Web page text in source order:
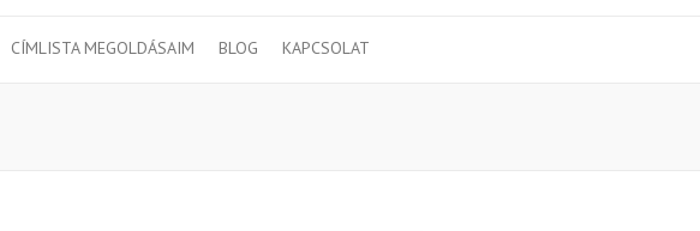
CÍMLISTA MEGOLDÁSAIM BLOG KAPCSOLAT